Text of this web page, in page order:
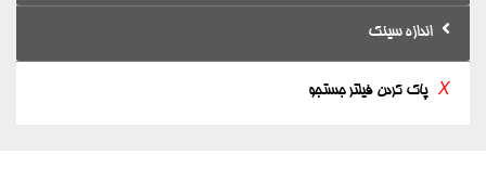
اندازه سینک
X پاک کردن فیلتر جستجو